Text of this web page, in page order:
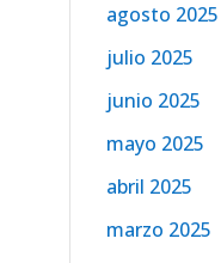
agosto 2025
julio 2025
junio 2025
mayo 2025
abril 2025
marzo 2025